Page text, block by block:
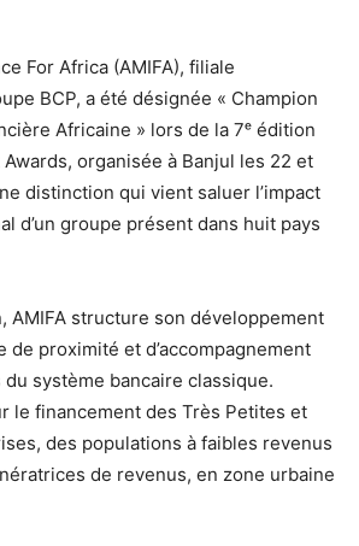
For Africa (AMIFA), filiale
BCP, a été désignée « Champion
Africaine » lors de la 7ᵉ édition
organisée à Banjul les 22 et
distinction qui vient saluer l’impact
d’un groupe présent dans huit pays
AMIFA structure son développement
de proximité et d’accompagnement
système bancaire classique.
le financement des Très Petites et
des populations à faibles revenus
de revenus, en zone urbaine